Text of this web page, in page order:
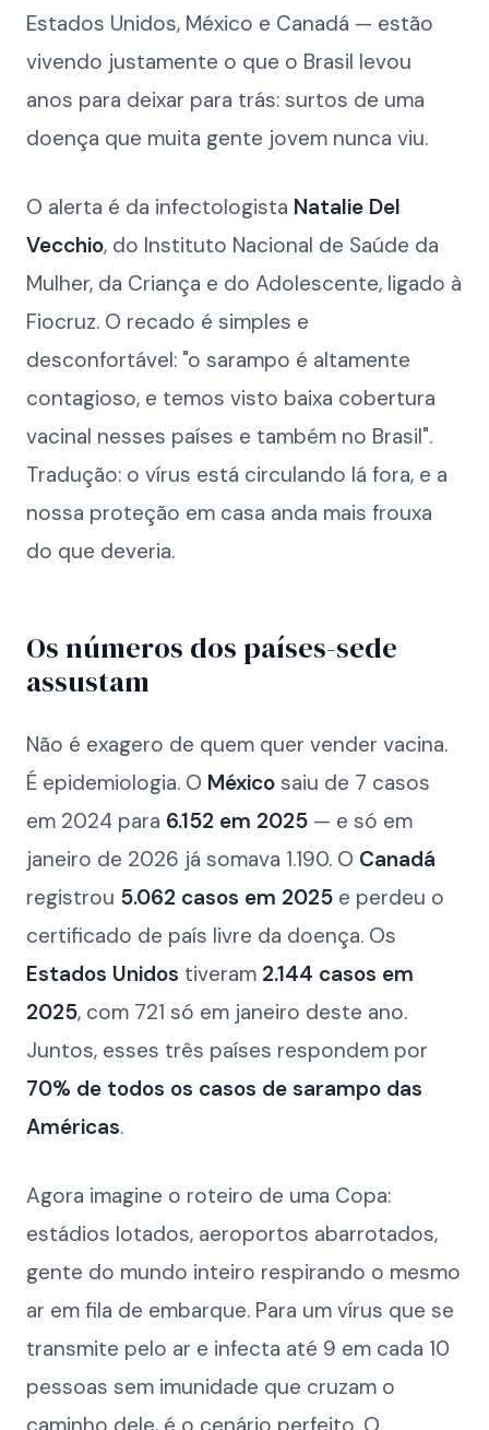
Estados Unidos, México e Canadá — estão
vivendo justamente o que o Brasil levou
anos para deixar para trás: surtos de uma
doença que muita gente jovem nunca viu.
O alerta é da infectologista Natalie Del
Vecchio, do Instituto Nacional de Saúde da
Mulher, da Criança e do Adolescente, ligado à
Fiocruz. O recado é simples e
desconfortável: "o sarampo é altamente
contagioso, e temos visto baixa cobertura
vacinal nesses países e também no Brasil".
Tradução: o vírus está circulando lá fora, e a
nossa proteção em casa anda mais frouxa
do que deveria.
Os números dos países-sede
assustam
Não é exagero de quem quer vender vacina.
É epidemiologia. O México saiu de 7 casos
em 2024 para 6.152 em 2025 — e só em
janeiro de 2026 já somava 1.190. O Canadá
registrou 5.062 casos em 2025 e perdeu o
certificado de país livre da doença. Os
Estados Unidos tiveram 2.144 casos em
2025, com 721 só em janeiro deste ano.
Juntos, esses três países respondem por
70% de todos os casos de sarampo das
Américas.
Agora imagine o roteiro de uma Copa:
estádios lotados, aeroportos abarrotados,
gente do mundo inteiro respirando o mesmo
ar em fila de embarque. Para um vírus que se
transmite pelo ar e infecta até 9 em cada 10
pessoas sem imunidade que cruzam o